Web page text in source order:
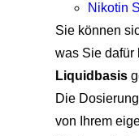
Nikotin
Sie können
was Sie dafür
Liquidbasis
Die
von Ihrem